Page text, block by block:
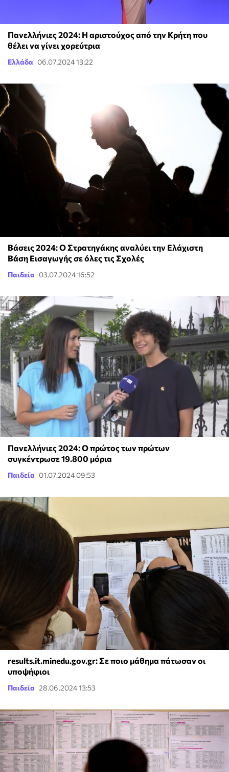
Πανελλήνιες 2024: Η αριστούχος από την Κρήτη που
θέλει να γίνει χορεύτρια
Ελλάδα 06.07.2024 13:22
Βάσεις 2024: Ο Στρατηγάκης αναλύει την Ελάχιστη
Βάση Εισαγωγής σε όλες τις Σχολές
Παιδεία 03.07.2024 16:52
Πανελλήνιες 2024: Ο πρώτος των πρώτων
συγκέντρωσε 19.800 μόρια
Παιδεία 01.07.2024 09:53
results.it.minedu.gov.gr: Σε ποιο μάθημα πάτωσαν οι
υποψήφιοι
Παιδεία 28.06.2024 13:53